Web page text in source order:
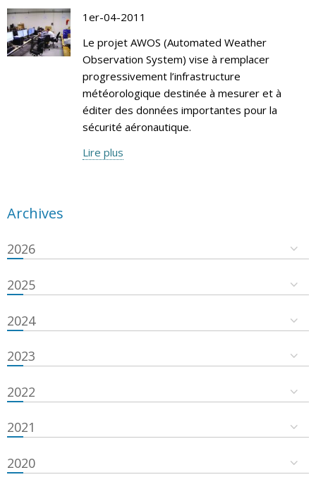
1er-04-2011
Le projet AWOS (Automated Weather
Observation System) vise à remplacer
progressivement l’infrastructure
météorologique destinée à mesurer et à
éditer des données importantes pour la
sécurité aéronautique.
Lire plus
Archives
2026
2025
2024
2023
2022
2021
2020